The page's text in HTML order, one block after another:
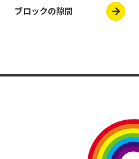
ブロックの隙間